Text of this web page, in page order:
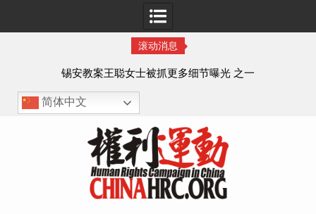
滚动消息
锡安教案王聪女士被抓更多细节曝光 之一
简体中文